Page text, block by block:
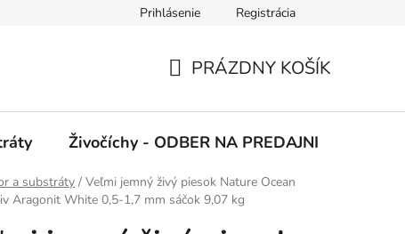
Ochrana osobných údajov
Prihlásenie Registrácia
KOŠÍK
PRÁZDNY KOŠÍK
Živočíchy - ODBER NA PREDAJNI
a substráty / Veľmi jemný živý piesok Nature Ocean
Aragonit White 0,5-1,7 mm sáčok 9,07 kg